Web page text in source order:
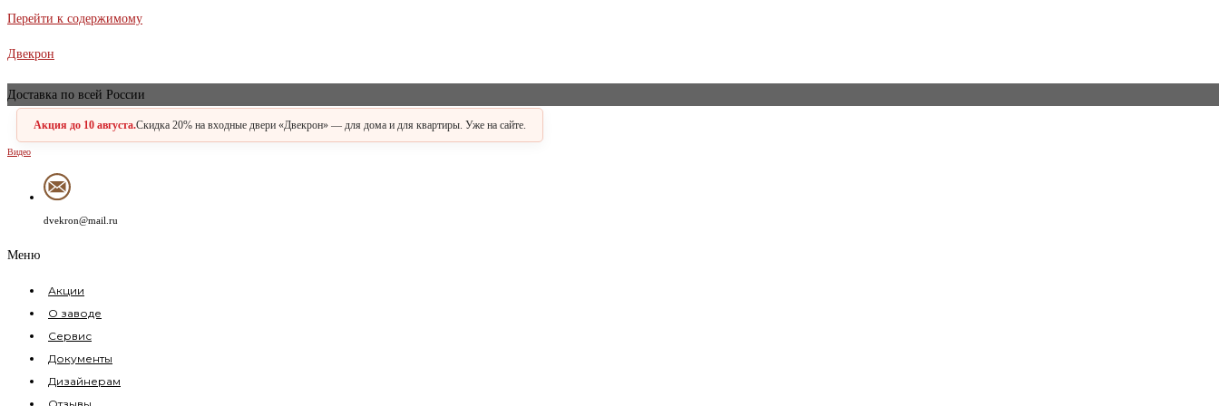
Перейти к содержимому
Двекрон
Доставка по всей России
Акция до 10 августа.Скидка 20% на входные двери «Двекрон» — для дома и для квартиры. Уже на сайте.
Видео
dvekron@mail.ru
Меню
Акции
О заводе
Сервис
Документы
Дизайнерам